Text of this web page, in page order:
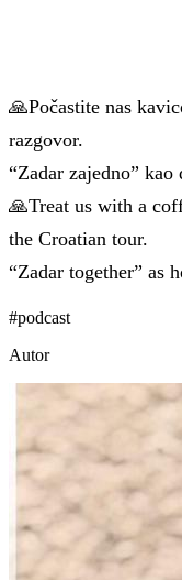
🙏Počastite nas
razgovor.
“Zadar zajedno”
🙏Treat us with a
the Croatian tour.
“Zadar together” as
#podcast
Autor